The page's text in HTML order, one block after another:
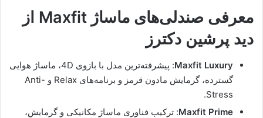
معرفی صندلی‌های ماساژ Maxfit از
دید پرشین دکترز
Maxfit Luxury
: پیشرفته‌ترین مدل با بازوی 4D، ماساژ هوایی
گسترده، گرمایش مادون قرمز و برنامه‌های Relax و Anti-
Stress.
Maxfit Prime: ترکیب فناوری ماساژ مکانیکی و گرمایش،